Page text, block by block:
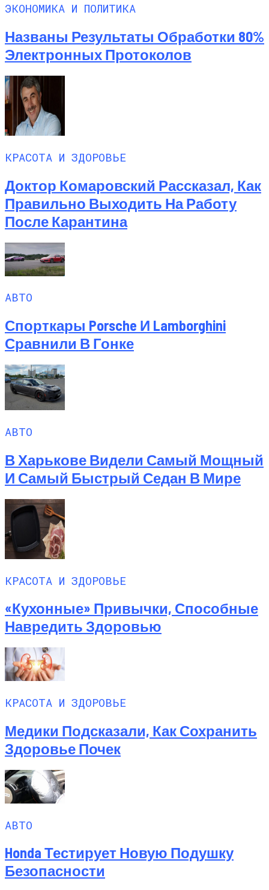
ЭКОНОМИКА И ПОЛИТИКА
Названы Результаты Обработки 80%
Электронных Протоколов
КРАСОТА И ЗДОРОВЬЕ
Доктор Комаровский Рассказал, Как
Правильно Выходить На Работу
После Карантина
АВТО
Спорткары Porsche И Lamborghini
Сравнили В Гонке
АВТО
В Харькове Видели Самый Мощный
И Самый Быстрый Седан В Мире
КРАСОТА И ЗДОРОВЬЕ
«Кухонные» Привычки, Способные
Навредить Здоровью
КРАСОТА И ЗДОРОВЬЕ
Медики Подсказали, Как Сохранить
Здоровье Почек
АВТО
Honda Тестирует Новую Подушку
Безопасности